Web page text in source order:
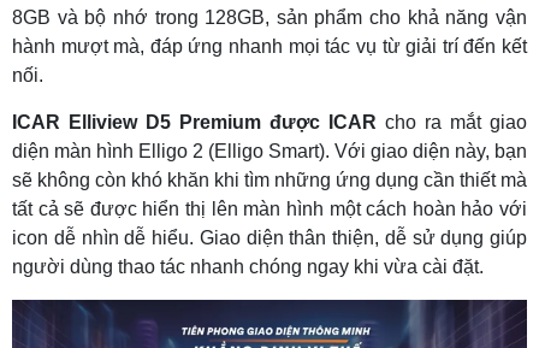
8GB và bộ nhớ trong 128GB, sản phẩm cho khả năng vận
hành mượt mà, đáp ứng nhanh mọi tác vụ từ giải trí đến kết
nối.
ICAR Elliview D5 Premium được ICAR cho ra mắt giao
diện màn hình Elligo 2 (Elligo Smart). Với giao diện này, bạn
sẽ không còn khó khăn khi tìm những ứng dụng cần thiết mà
tất cả sẽ được hiển thị lên màn hình một cách hoàn hảo với
icon dễ nhìn dễ hiểu. Giao diện thân thiện, dễ sử dụng giúp
người dùng thao tác nhanh chóng ngay khi vừa cài đặt.